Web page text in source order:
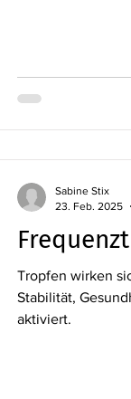
Tropfen wirken
Stabilität,
aktiviert.
Sabine Stix
23. Feb. 2025